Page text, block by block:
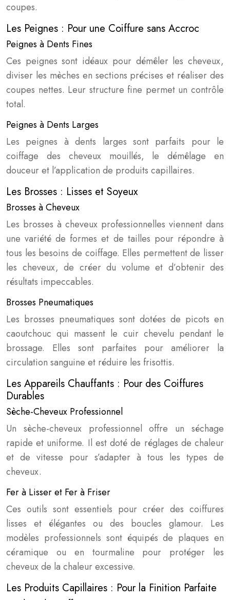
coupes.
Les Peignes : Pour une Coiffure sans Accroc
Peignes à Dents Fines
Ces peignes sont idéaux pour démêler les cheveux,
diviser les mèches en sections précises et réaliser des
coupes nettes. Leur structure fine permet un contrôle
total.
Peignes à Dents Larges
Les peignes à dents larges sont parfaits pour le
coiffage des cheveux mouillés, le démêlage en
douceur et l’application de produits capillaires.
Les Brosses : Lisses et Soyeux
Brosses à Cheveux
Les brosses à cheveux professionnelles viennent dans
une variété de formes et de tailles pour répondre à
tous les besoins de coiffage. Elles permettent de lisser
les cheveux, de créer du volume et d’obtenir des
résultats impeccables.
Brosses Pneumatiques
Les brosses pneumatiques sont dotées de picots en
caoutchouc qui massent le cuir chevelu pendant le
brossage. Elles sont parfaites pour améliorer la
circulation sanguine et réduire les frisottis.
Les Appareils Chauffants : Pour des Coiffures
Durables
Sèche-Cheveux Professionnel
Un sèche-cheveux professionnel offre un séchage
rapide et uniforme. Il est doté de réglages de chaleur
et de vitesse pour s’adapter à tous les types de
cheveux.
Fer à Lisser et Fer à Friser
Ces outils sont essentiels pour créer des coiffures
lisses et élégantes ou des boucles glamour. Les
modèles professionnels sont équipés de plaques en
céramique ou en tourmaline pour protéger les
cheveux de la chaleur excessive.
Les Produits Capillaires : Pour la Finition Parfaite